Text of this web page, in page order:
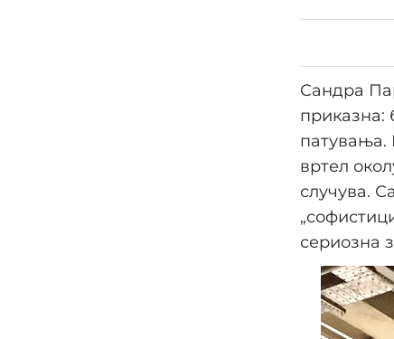
Сандра
приказна:
патувања.
вртел
случува.
сериозна